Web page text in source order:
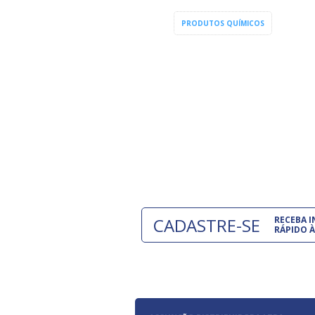
PRODUTOS QUÍMICOS
CADASTRE-SE
RECEBA
RÁPIDO